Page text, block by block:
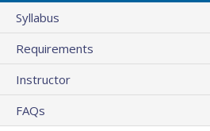
Syllabus
Requirements
Instructor
FAQs